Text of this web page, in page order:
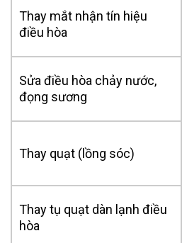
Thay mắt nhận tín hiệu
điều hòa
Sửa điều hòa chảy nước,
đọng sương
Thay quạt (lồng sóc)
Thay tụ quạt dàn lạnh điều
hòa